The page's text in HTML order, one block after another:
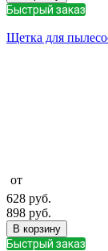
Быстрый заказ
Щетка для
от
628 руб.
898 руб.
В корзину
Быстрый заказ